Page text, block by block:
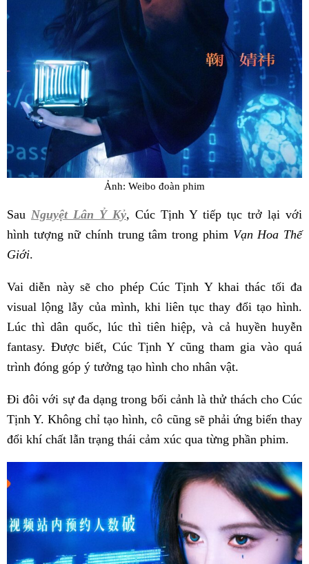
Ảnh: Weibo đoàn phim
Sau Nguyệt Lân Ỷ Kỷ, Cúc Tịnh Y tiếp tục trở lại với
hình tượng nữ chính trung tâm trong phim Vạn Hoa Thế
Giới.
Vai diễn này sẽ cho phép Cúc Tịnh Y khai thác tối đa
visual lộng lẫy của mình, khi liên tục thay đổi tạo hình.
Lúc thì dân quốc, lúc thì tiên hiệp, và cả huyền huyễn
fantasy. Được biết, Cúc Tịnh Y cũng tham gia vào quá
trình đóng góp ý tưởng tạo hình cho nhân vật.
Đi đôi với sự đa dạng trong bối cảnh là thử thách cho Cúc
Tịnh Y. Không chỉ tạo hình, cô cũng sẽ phải ứng biến thay
đổi khí chất lẫn trạng thái cảm xúc qua từng phần phim.